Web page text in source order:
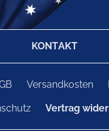
KONTAKT
Versandkosten
Vertrag